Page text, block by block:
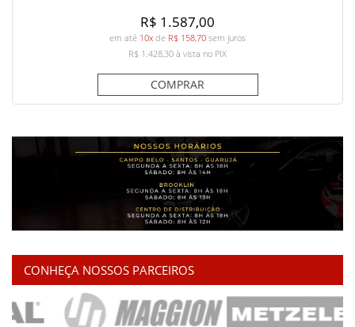
R$ 1.587,00
em até 10x de R$ 158,70 sem juros
R$ 1.428,30 à vista no PIX
COMPRAR
CONHEÇA NOSSOS PARCEIROS